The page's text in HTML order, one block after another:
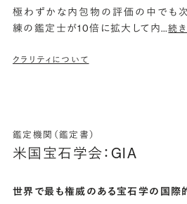
極わずかな内包物の評価の中でも
練の鑑定士が10倍に拡大して内…続
クラリティについて
鑑定機関（鑑定書）
米国宝石学会：GIA
世界で最も権威のある宝石学の国際